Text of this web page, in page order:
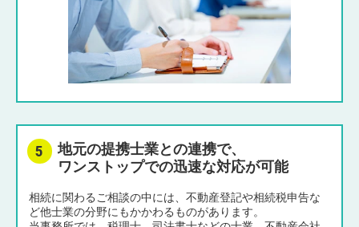
地元の提携士業との連携で、
ワンストップでの迅速な対応が可能
相続に関わるご相談の中には、不動産登記や相続税申告な
ど他士業の分野にもかかわるものがあります。